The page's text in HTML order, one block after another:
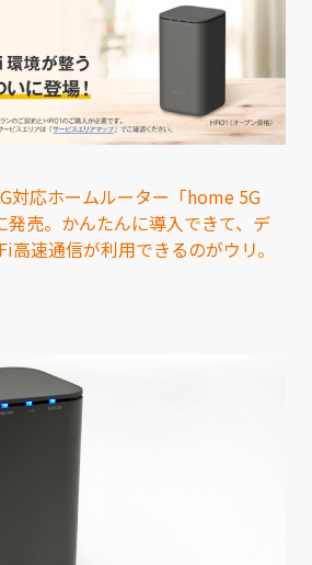
対応ホームルーター「home 5G
発売。かんたんに導入できて、デ
速通信が利用できるのがウリ。